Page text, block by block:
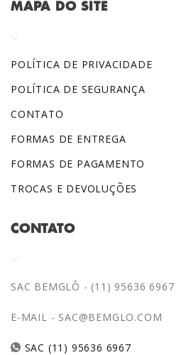
MAPA DO SITE
POLÍTICA DE PRIVACIDADE
POLÍTICA DE SEGURANÇA
CONTATO
FORMAS DE ENTREGA
FORMAS DE PAGAMENTO
TROCAS E DEVOLUÇÕES
CONTATO
SAC BEMGLÔ - (11) 95636 6967
E-MAIL - SAC@BEMGLO.COM
SAC (11) 95636 6967